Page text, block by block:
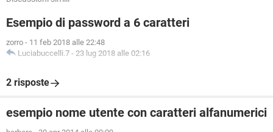
Esempio di password a 6 caratteri
zorro - 11 feb 2018 alle 22:48
Luciabuccelli.7 - 23 lug 2018 alle 02:16
2 risposte
esempio nome utente con caratteri alfanumerici